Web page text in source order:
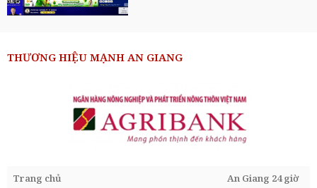
THƯƠNG HIỆU MẠNH AN GIANG
Trang chủ
An Giang 24 giờ